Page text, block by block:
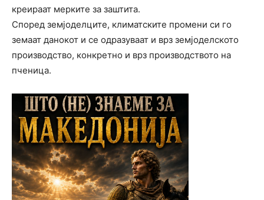
креираат мерките за заштита.
Според земјоделците, климатските промени си го
земаат данокот и се одразуваат и врз земјоделското
производство, конкретно и врз производството на
пченица.